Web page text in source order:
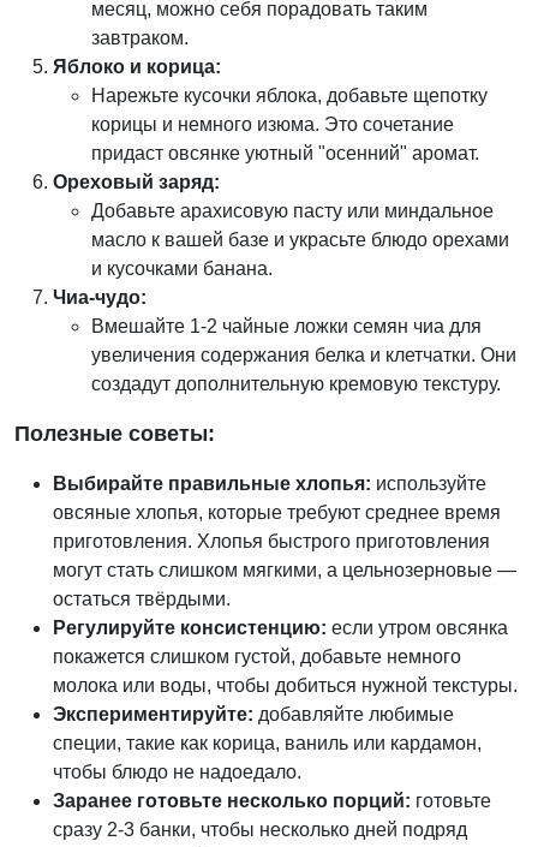
месяц, можно себя порадовать таким
завтраком.
Яблоко и корица:
Нарежьте кусочки яблока, добавьте щепотку
корицы и немного изюма. Это сочетание
придаст овсянке уютный "осенний" аромат.
Ореховый заряд:
Добавьте арахисовую пасту или миндальное
масло к вашей базе и украсьте блюдо орехами
и кусочками банана.
Чиа-чудо:
Вмешайте 1-2 чайные ложки семян чиа для
увеличения содержания белка и клетчатки. Они
создадут дополнительную кремовую текстуру.
Полезные советы:
Выбирайте правильные хлопья: используйте
овсяные хлопья, которые требуют среднее время
приготовления. Хлопья быстрого приготовления
могут стать слишком мягкими, а цельнозерновые —
остаться твёрдыми.
Регулируйте консистенцию: если утром овсянка
покажется слишком густой, добавьте немного
молока или воды, чтобы добиться нужной текстуры.
Экспериментируйте: добавляйте любимые
специи, такие как корица, ваниль или кардамон,
чтобы блюдо не надоедало.
Заранее готовьте несколько порций: готовьте
сразу 2-3 банки, чтобы несколько дней подряд